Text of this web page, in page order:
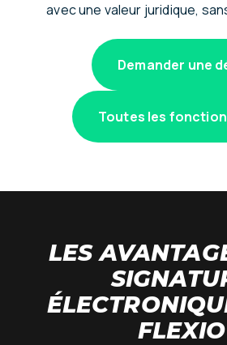
avec une valeur juridique,
Demander une
Toutes les
LES
FLEXIO